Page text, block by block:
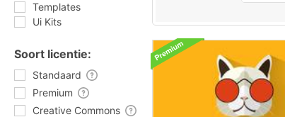
Templates
Ui Kits
Soort licentie:
Standaard
Premium
Creative Commons